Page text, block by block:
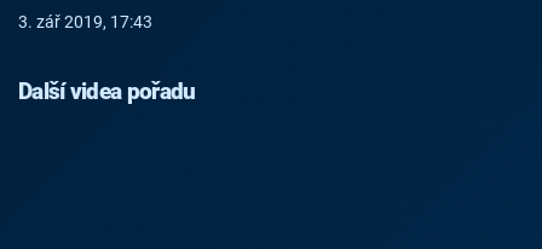
3. zář 2019, 17:43
Další videa pořadu